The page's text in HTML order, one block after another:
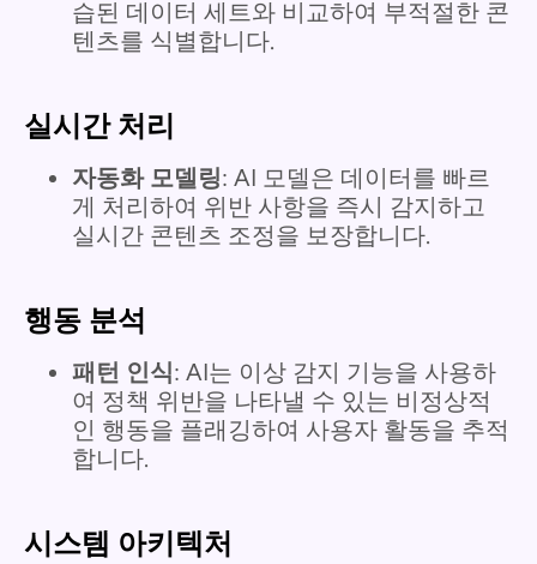
습된 데이터 세트와 비교하여 부적절한 콘
텐츠를 식별합니다.
실시간 처리
자동화 모델링: AI 모델은 데이터를 빠르
게 처리하여 위반 사항을 즉시 감지하고
실시간 콘텐츠 조정을 보장합니다.
행동 분석
패턴 인식: AI는 이상 감지 기능을 사용하
여 정책 위반을 나타낼 수 있는 비정상적
인 행동을 플래깅하여 사용자 활동을 추적
합니다.
시스템 아키텍처